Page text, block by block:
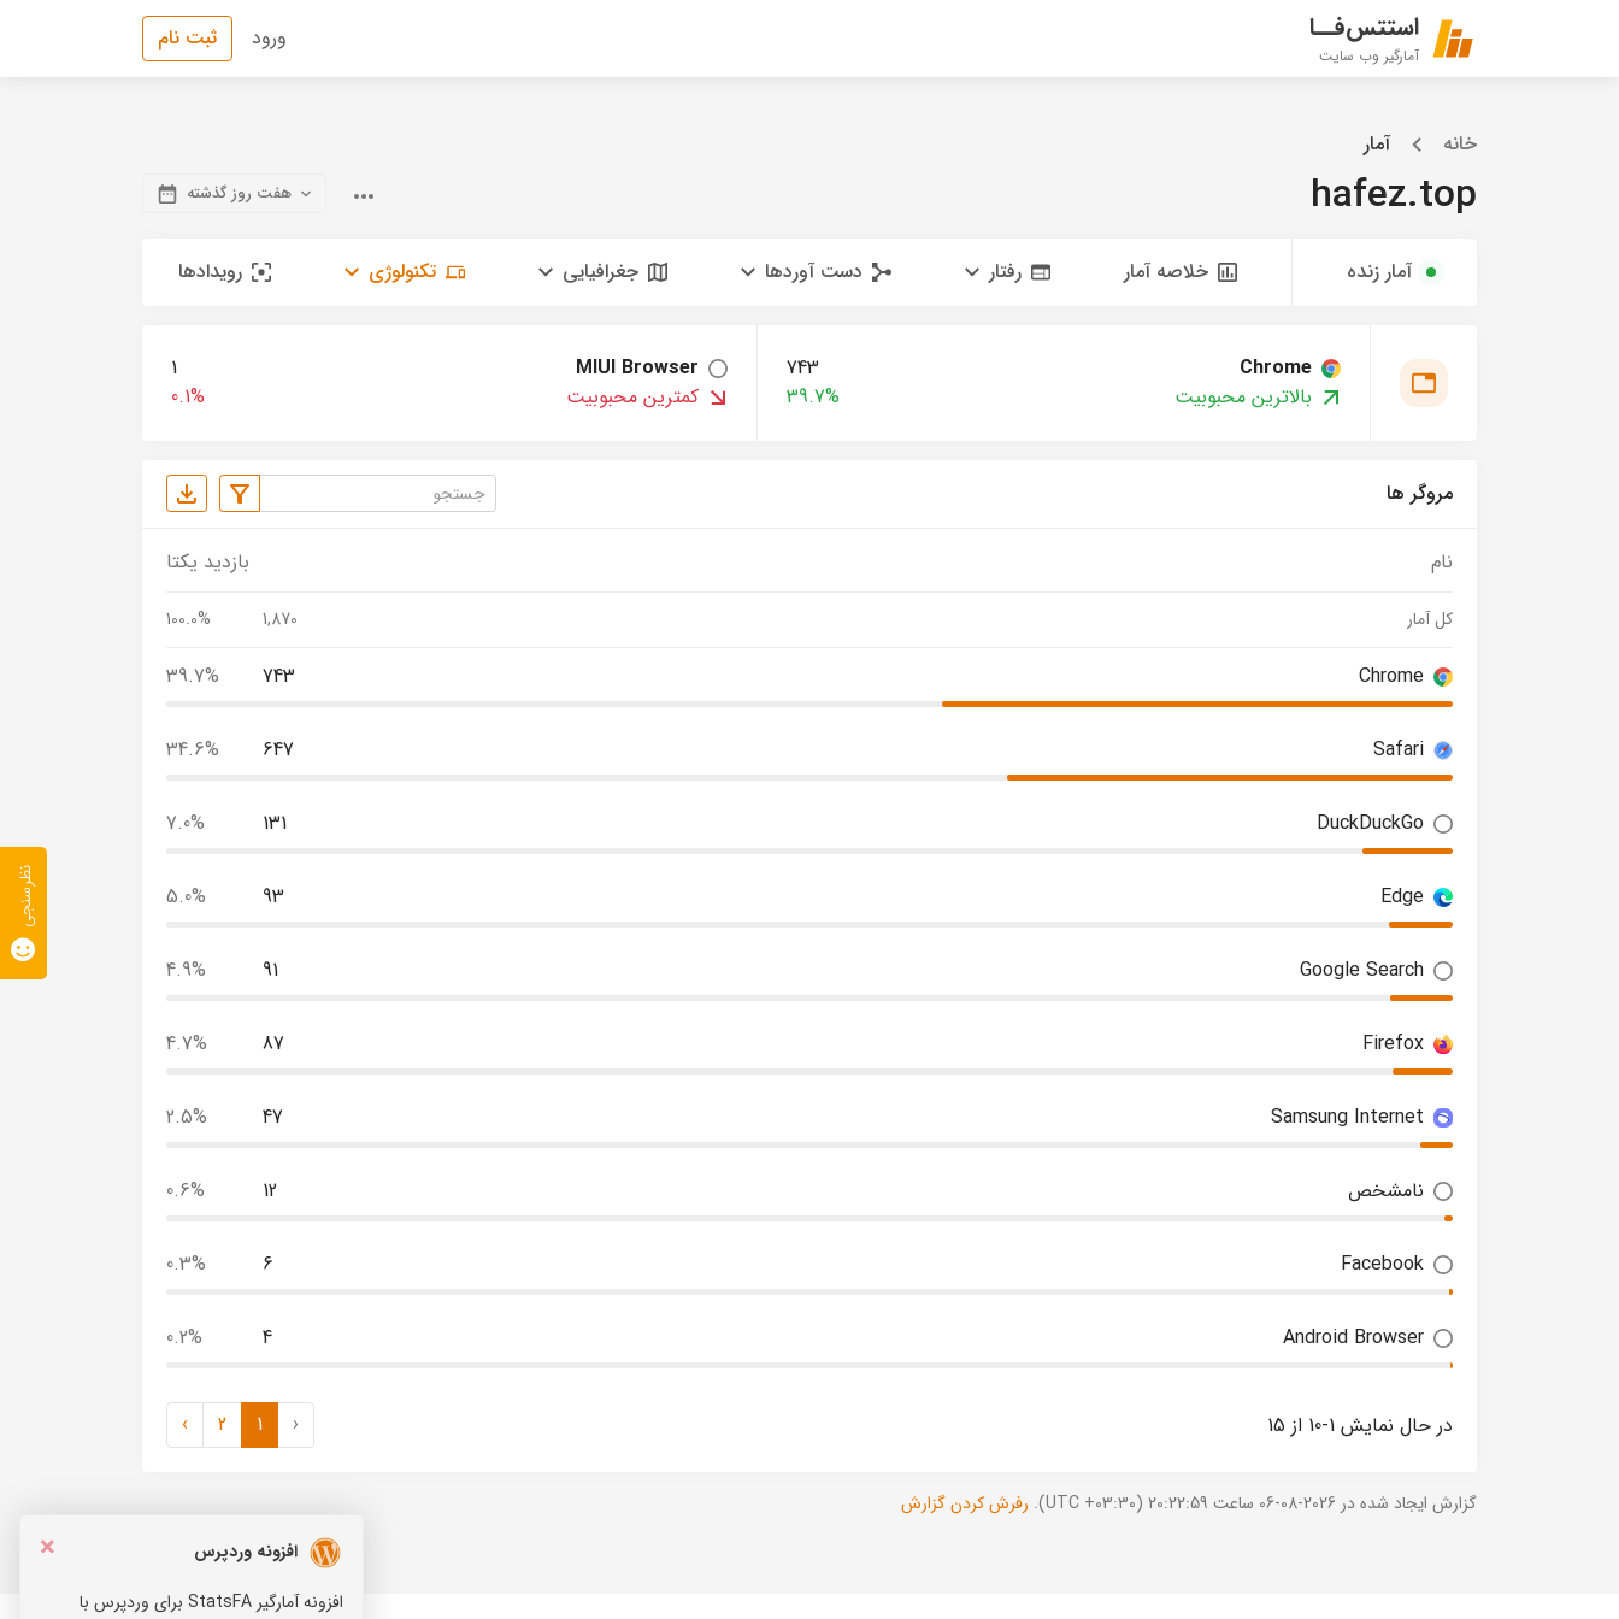
استتس‌فــا
آمارگیر وب سایت
ورود ثبت نام
خانه آمار
hafez.top هفت روز گذشته
آمار زنده خلاصه آمار رفتار دست آوردها جغرافیایی تکنولوژی رویدادها
Chrome
743
بالاترین محبوبیت
39.7%
MIUI Browser
1
کمترین محبوبیت
0.1%
مروگر ها
نام بازدید یکتا
کل آمار 1,870
100.0%
Chrome
743
39.7%
Safari
647
34.6%
DuckDuckGo
131
7.0%
Edge
93
5.0%
Google Search
91
4.9%
Firefox
87
4.7%
Samsung Internet
47
2.5%
نامشخص 12
0.6%
Facebook
6
0.3%
Android Browser
4
0.2%
در حال نمایش 1-10 از 15 ‹
1
2
›
گزارش ایجاد شده در 2026-08-06 ساعت 20:22:59 (UTC +03:30). رفرش کردن گزارش
×
افزونه وردپرس
افزونه آمارگیر StatsFA برای وردپرس با
نظرسنجی